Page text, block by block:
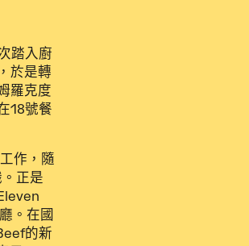
踏入廚
於是轉
羅克度
18號餐
作，隨
正是
。在國
的新